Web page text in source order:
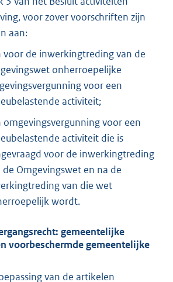
voor zover voorschriften zijn
aan:
voor de inwerkingtreding van de
onherroepelijke
voor een
activiteit;
omgevingsvergunning voor een
activiteit die is
voor de inwerkingtreding
de Omgevingswet en na de
van die wet
wordt.
gemeentelijke
voorbeschermde gemeentelijke
van de artikelen